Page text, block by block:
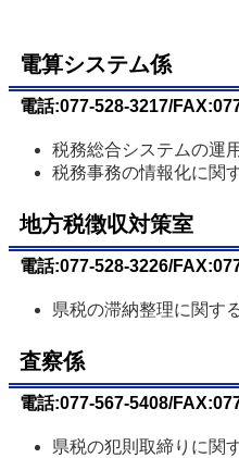
電算システム係
電話:077-528-3217/
税務総合システムの運
税務事務の情報化に関
地方税徴収対策室
電話:077-528-3226/
県税の滞納整理に関す
査察係
電話:077-567-5408/
県税の犯則取締りに関